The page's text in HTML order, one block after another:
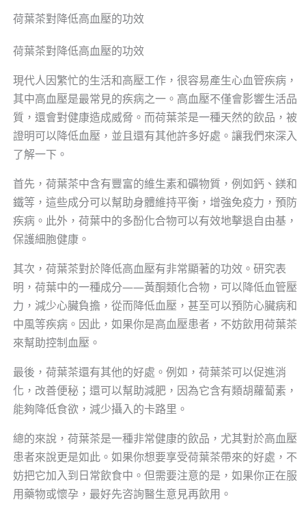
荷葉茶對降低高血壓的功效
荷葉茶對降低高血壓的功效
現代人因繁忙的生活和高壓工作，很容易產生心血管疾病，
其中高血壓是最常見的疾病之一。高血壓不僅會影響生活品
質，還會對健康造成威脅。而荷葉茶是一種天然的飲品，被
證明可以降低血壓，並且還有其他許多好處。讓我們來深入
了解一下。
首先，荷葉茶中含有豐富的維生素和礦物質，例如鈣、鎂和
鐵等，這些成分可以幫助身體維持平衡，增強免疫力，預防
疾病。此外，荷葉中的多酚化合物可以有效地擊退自由基，
保護細胞健康。
其次，荷葉茶對於降低高血壓有非常顯著的功效。研究表
明，荷葉中的一種成分——黃酮類化合物，可以降低血管壓
力，減少心臟負擔，從而降低血壓，甚至可以預防心臟病和
中風等疾病。因此，如果你是高血壓患者，不妨飲用荷葉茶
來幫助控制血壓。
最後，荷葉茶還有其他的好處。例如，荷葉茶可以促進消
化，改善便秘；還可以幫助減肥，因為它含有類胡蘿蔔素，
能夠降低食欲，減少攝入的卡路里。
總的來說，荷葉茶是一種非常健康的飲品，尤其對於高血壓
患者來說更是如此。如果你想要享受荷葉茶帶來的好處，不
妨把它加入到日常飲食中。但需要注意的是，如果你正在服
用藥物或懷孕，最好先咨詢醫生意見再飲用。